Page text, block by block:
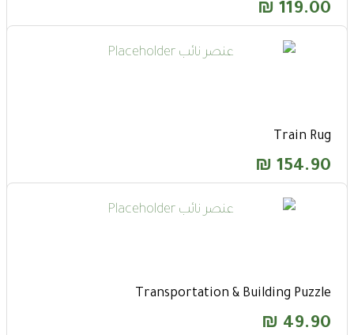
119.00
₪
Train Rug
154.90
₪
Transportation & Building Puzzle
49.90
₪